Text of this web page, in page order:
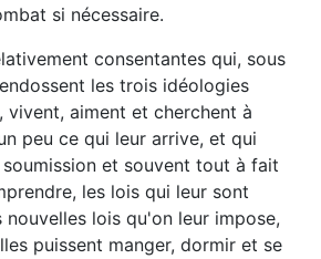
si nécessaire.
consentantes qui, sous
les trois idéologies
vivent, aiment et cherchent à
peu ce qui leur arrive, et qui
et souvent tout à fait
les lois qui leur sont
nouvelles lois qu'on leur impose,
puissent manger, dormir et se